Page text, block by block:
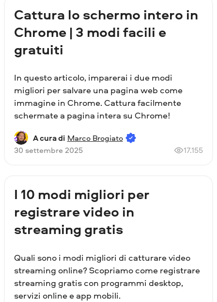
Cattura lo schermo intero in
Chrome | 3 modi facili e
gratuiti
In questo articolo, imparerai i due modi
migliori per salvare una pagina web come
immagine in Chrome. Cattura facilmente
schermate a pagina intera su Chrome!
A cura di Marco Brogiato
30 settembre 2025
17.155
I 10 modi migliori per
registrare video in
streaming gratis
Quali sono i modi migliori di catturare video
streaming online? Scopriamo come registrare
streaming gratis con programmi desktop,
servizi online e app mobili.